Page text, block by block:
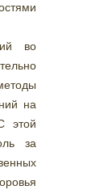
во
на
этой
за